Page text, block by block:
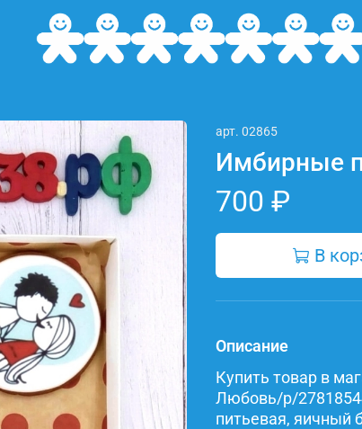
арт. 02865
Имбирные
700 ₽
В
Описание
Купить товар в
Любовь/p/
питьевая, яичный